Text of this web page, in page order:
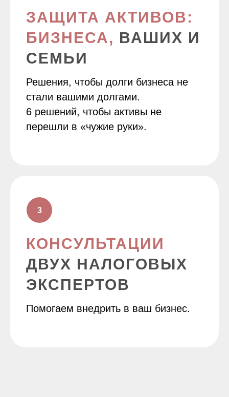
ЗАЩИТА АКТИВОВ:
БИЗНЕСА, ВАШИХ И
СЕМЬИ
Решения, чтобы долги бизнеса не
стали вашими долгами.
6 решений, чтобы активы не
перешли в «чужие руки».
КОНСУЛЬТАЦИИ
ДВУХ НАЛОГОВЫХ
ЭКСПЕРТОВ
Помогаем внедрить в ваш бизнес.